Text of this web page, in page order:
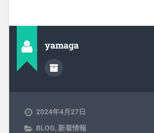
yamaga
2024年4月27日
BLOG, 新着情報